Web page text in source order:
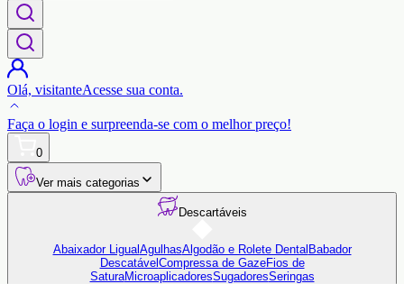
Olá, visitanteAcesse sua conta.
Faça o login e surpreenda-se com o melhor preço!
0
Ver mais categorias
Descartáveis
Abaixador Ligual AgulhasAlgodão e Rolete Dental Babador
Descatável Compressa de GazeFios de
SaturaMicroaplicadoresSugadoresSeringas